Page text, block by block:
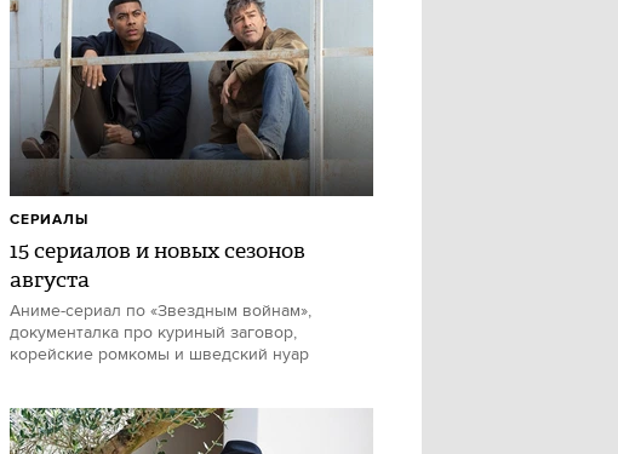
15 сериалов и новых сезонов
августа
Аниме-сериал по «Звездным войнам»,
документалка про куриный заговор,
корейские ромкомы и шведский нуар
СЕРИАЛЫ